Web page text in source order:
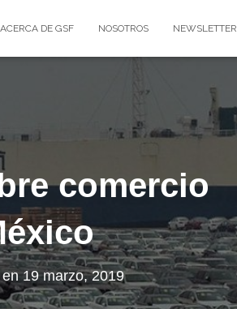
ACERCA DE GSF NOSOTROS NEWSLETTER
comercio
19 marzo, 2019